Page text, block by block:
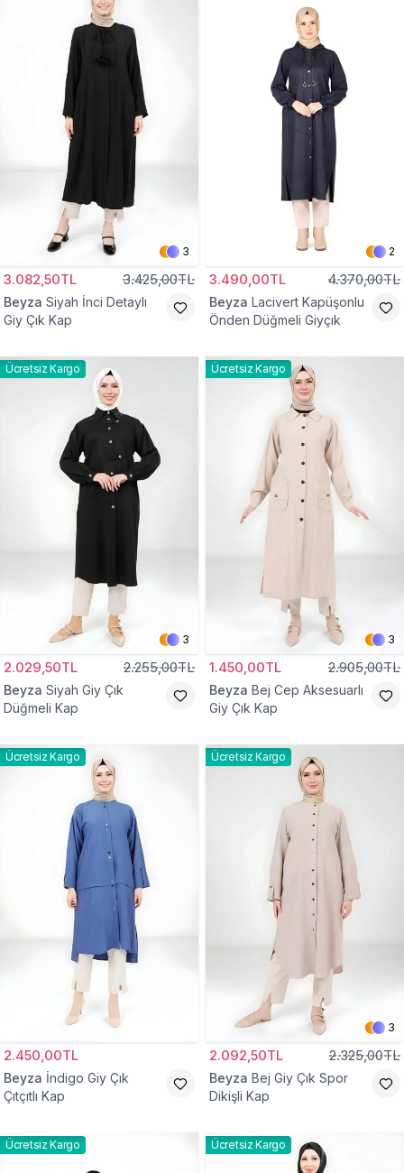
3
3.082,50TL 3.425,00TL
Beyza Siyah İnci Detaylı
Giy Çık Kap
2
3.490,00TL 4.370,00TL
Beyza Lacivert Kapüşonlu
Önden Düğmeli Giyçık
Ücretsiz Kargo
3
2.029,50TL 2.255,00TL
Beyza Siyah Giy Çık
Düğmeli Kap
Ücretsiz Kargo
3
1.450,00TL 2.905,00TL
Beyza Bej Cep Aksesuarlı
Giy Çık Kap
Ücretsiz Kargo
2.450,00TL
Beyza İndigo Giy Çık
Çıtçıtlı Kap
Ücretsiz Kargo
3
2.092,50TL 2.325,00TL
Beyza Bej Giy Çık Spor
Dikişli Kap
Ücretsiz Kargo Ücretsiz Kargo